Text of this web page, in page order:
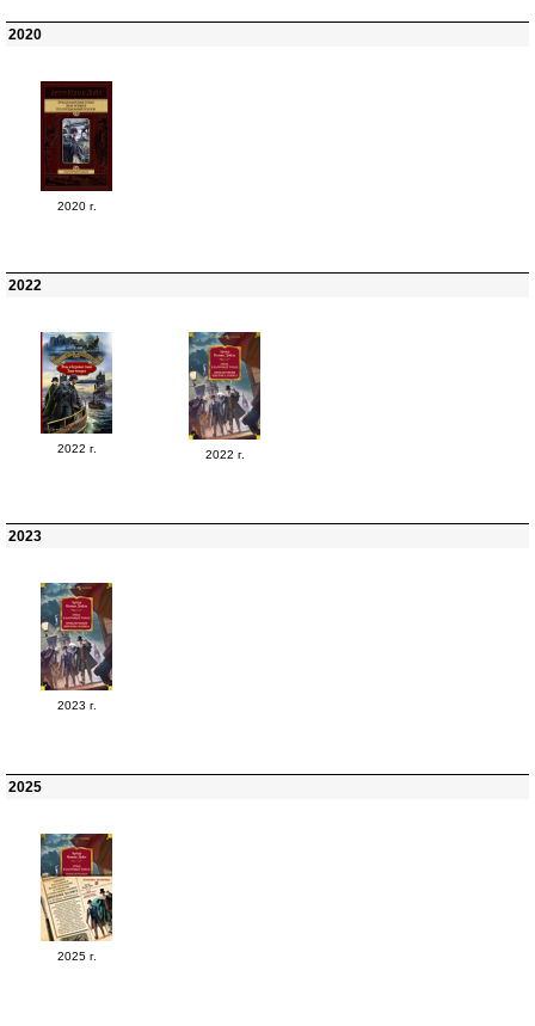
2020
2020 г.
2022
2022 г. 2022 г.
2023
2023 г.
2025
2025 г.